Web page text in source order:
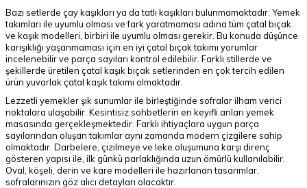
Bazı setlerde çay kaşıkları ya da tatlı kaşıkları bulunmamaktadır. Yemek
takımları ile uyumlu olması ve fark yaratmaması adına tüm çatal bıçak
ve kaşık modelleri, birbiri ile uyumlu olması gerekir. Bu konuda düşünce
karışıklığı yaşanmaması için en iyi çatal bıçak takımı yorumlar
incelenebilir ve parça sayıları kontrol edilebilir. Farklı stillerde ve
şekillerde üretilen çatal kaşık bıçak setlerinden en çok tercih edilen
ürün yuvarlak çatal kaşık takımı olmaktadır.
Lezzetli yemekler şık sunumlar ile birleştiğinde sofralar ilham verici
noktalara ulaşabilir. Kesintisiz sohbetlerin en keyifli anları yemek
masasında gerçekleşmektedir. Farklı ihtiyaçlara uygun parça
sayılarından oluşan takımlar aynı zamanda modern çizgilere sahip
olmaktadır. Darbelere, çizilmeye ve leke oluşumuna karşı direnç
gösteren yapısı ile, ilk günkü parlaklığında uzun ömürlü kullanılabilir.
Oval, köşeli, derin ve kare modelleri ile hazırlanan tasarımlar,
sofralarınızın göz alıcı detayları olacaktır.